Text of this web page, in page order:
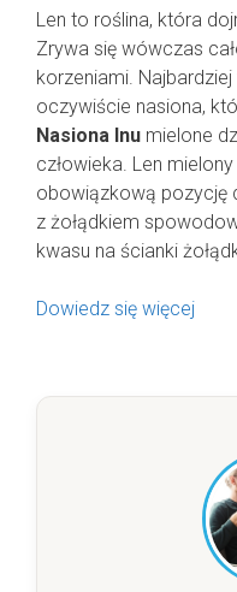
Len to roślina, która
Zrywa się wówczas
korzeniami.
oczywiście nasiona,
Nasiona lnu mielone
człowieka. Len
obowiązkową pozycję
z żołądkiem
kwasu na ścianki
Dowiedz się więcej